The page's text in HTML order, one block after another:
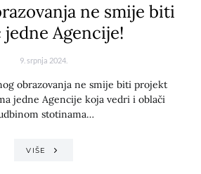
ne smije biti
jedne Agencije!
9. srpnja 2024.
obrazovanja ne smije biti projekt
jedne Agencije koja vedri i oblači
stotinama…
VIŠE